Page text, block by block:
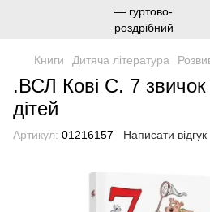
Книги Дитяча література
.ВСЛ Кові С. 7
дітей
Артикул: 01216157 Написати відгук